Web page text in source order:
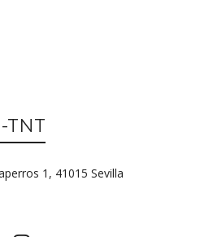
TNT
1, 41015 Sevilla